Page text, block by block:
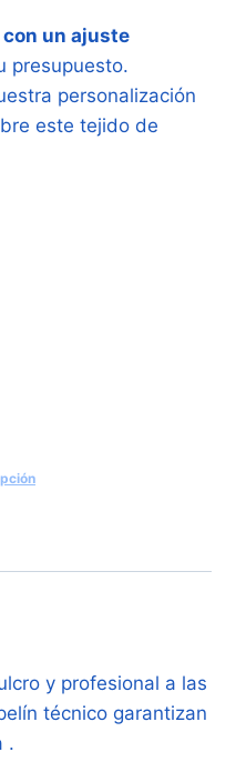
un ajuste
presupuesto.
personalización
este tejido de
y profesional a las
técnico garantizan
.